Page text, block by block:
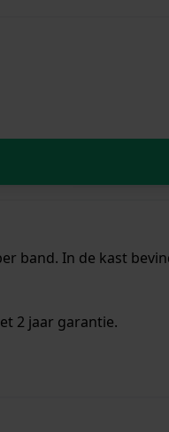
band. In de kast
2 jaar garantie.